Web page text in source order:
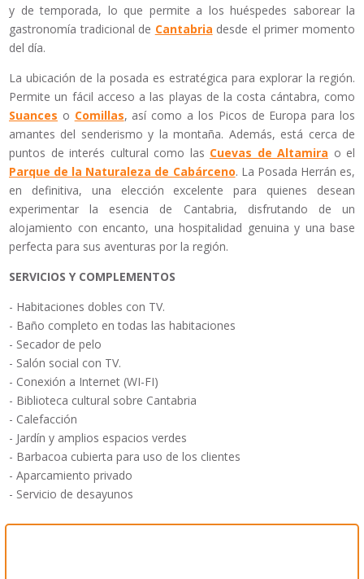
y de temporada, lo que permite a los huéspedes saborear la
gastronomía tradicional de Cantabria desde el primer momento
del día.
La ubicación de la posada es estratégica para explorar la región.
Permite un fácil acceso a las playas de la costa cántabra, como
Suances o Comillas, así como a los Picos de Europa para los
amantes del senderismo y la montaña. Además, está cerca de
puntos de interés cultural como las Cuevas de Altamira o el
Parque de la Naturaleza de Cabárceno. La Posada Herrán es,
en definitiva, una elección excelente para quienes desean
experimentar la esencia de Cantabria, disfrutando de un
alojamiento con encanto, una hospitalidad genuina y una base
perfecta para sus aventuras por la región.
SERVICIOS Y COMPLEMENTOS
- Habitaciones dobles con TV.
- Baño completo en todas las habitaciones
- Secador de pelo
- Salón social con TV.
- Conexión a Internet (WI-FI)
- Biblioteca cultural sobre Cantabria
- Calefacción
- Jardín y amplios espacios verdes
- Barbacoa cubierta para uso de los clientes
- Aparcamiento privado
- Servicio de desayunos